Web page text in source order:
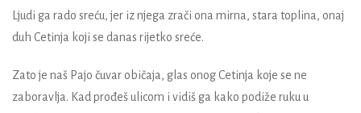
Ljudi ga rado sreću, jer iz njega zrači ona mirna, stara toplina, onaj
duh Cetinja koji se danas rijetko sreće.
Zato je naš Pajo čuvar običaja, glas onog Cetinja koje se ne
zaboravlja. Kad prođeš ulicom i vidiš ga kako podiže ruku u